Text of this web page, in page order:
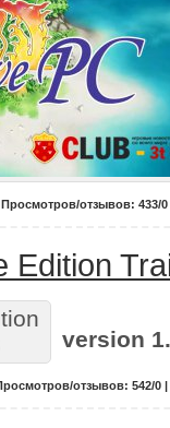
отзывов: 433/0
Edition
version
отзывов: 542/0 |